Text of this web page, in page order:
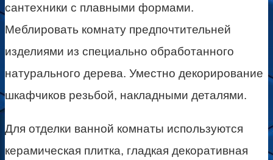
сантехники с плавными формами.
Меблировать комнату предпочтительней
изделиями из специально обработанного
натурального дерева. Уместно декорирование
шкафчиков резьбой, накладными деталями.
Для отделки ванной комнаты используются
керамическая плитка, гладкая декоративная